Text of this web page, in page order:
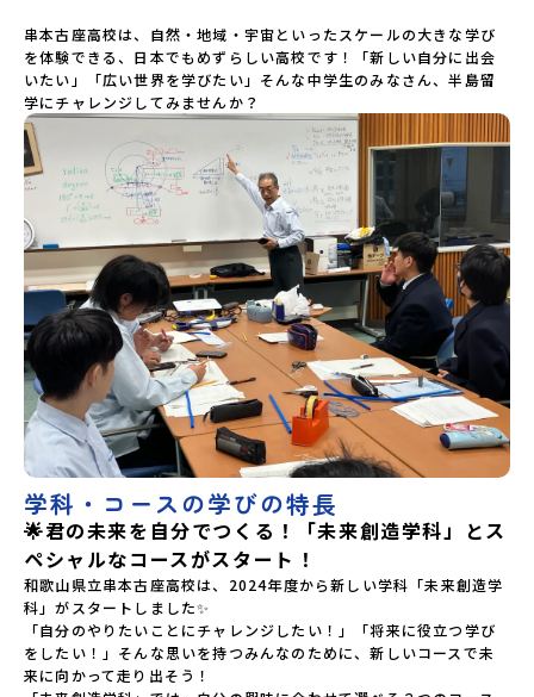
串本古座高校は、自然・地域・宇宙といったスケールの大きな学び
を体験できる、日本でもめずらしい高校です！「新しい自分に出会
いたい」「広い世界を学びたい」そんな中学生のみなさん、半島留
学にチャレンジしてみませんか？
学科・コースの学びの特長
🌟君の未来を自分でつくる！「未来創造学科」とス
ペシャルなコースがスタート！
和歌山県立串本古座高校は、2024年度から新しい学科「未来創造学
科」がスタートしました✨
「自分のやりたいことにチャレンジしたい！」「将来に役立つ学び
をしたい！」そんな思いを持つみんなのために、新しいコースで未
来に向かって走り出そう！